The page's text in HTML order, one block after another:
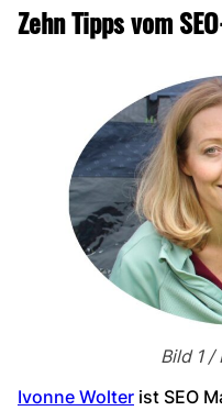
Zehn Tipps vom
Bild 1 /
Ivonne Wolter ist SEO